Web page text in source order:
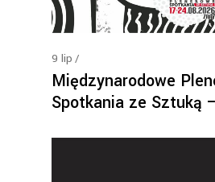
9 lip
Międzynarodowe
Spotkania ze Sztuką